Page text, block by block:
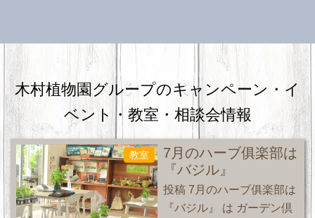
木村植物園グループのキャンペーン・ イ
ベント・教室・相談会情報
教室
7月のハーブ俱楽部は
『バジル』
投稿 7月のハーブ俱楽部は
『バジル』 は ガーデン倶